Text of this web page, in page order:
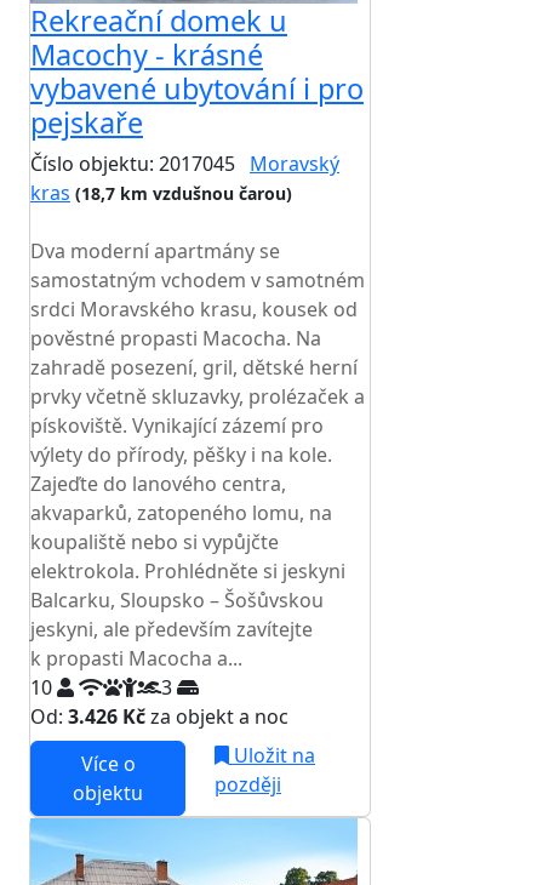
Rekreační domek u
Macochy - krásné
vybavené ubytování i pro
pejskaře
Číslo objektu: 2017045 Moravský
kras (18,7 km vzdušnou čarou)
Dva moderní apartmány se
samostatným vchodem v samotném
srdci Moravského krasu, kousek od
pověstné propasti Macocha. Na
zahradě posezení, gril, dětské herní
prvky včetně skluzavky, prolézaček a
pískoviště. Vynikající zázemí pro
výlety do přírody, pěšky i na kole.
Zajeďte do lanového centra,
akvaparků, zatopeného lomu, na
koupaliště nebo si vypůjčte
elektrokola. Prohlédněte si jeskyni
Balcarku, Sloupsko – Šošůvskou
jeskyni, ale především zavítejte
k propasti Macocha a...
10
3
Od: 3.426 Kčza objekt a noc
Více o
objektu
Uložit na
později